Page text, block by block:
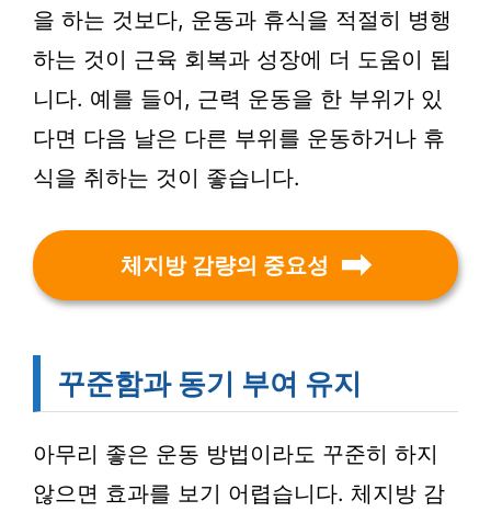
을 하는 것보다, 운동과 휴식을 적절히 병행
하는 것이 근육 회복과 성장에 더 도움이 됩
니다. 예를 들어, 근력 운동을 한 부위가 있
다면 다음 날은 다른 부위를 운동하거나 휴
식을 취하는 것이 좋습니다.
체지방 감량의 중요성
꾸준함과 동기 부여 유지
아무리 좋은 운동 방법이라도 꾸준히 하지
않으면 효과를 보기 어렵습니다. 체지방 감